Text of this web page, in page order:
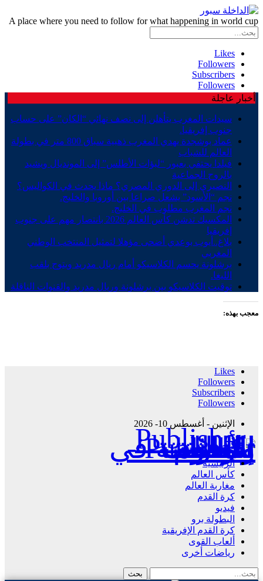
A place where you need to follow for what happening in world cup
Likes
Followers
Subscribers
Followers
أخبار عاجلة
سيدات المغرب يتأهلن إلى نصف نهائي “الكان” على حساب
جنوب إفريقيا.
عماد بوشجدة يهدي المغرب ذهبية سباق 800 متر في بطولة
العالم للشباب
فيلدا يحتفي بعبور “لبؤات الأطلس” إلى المونديال ويشيد
بالروح الجماعية
النصيري إلى الدوري المصري؟ ماذا يحدث في الكواليس؟
نجم “الأسود” يشعل صراعا بين أوروبا والخليج.
نجم المغرب مطلوب في الخليج.
المكسيك تدشن كأس العالم 2026 بانتصار مهم على جنوب
إفريقيا
بلاغ..أيوب بوعدي أضحى مؤهلا لتمثيل المنتخب الوطني
المغربي
برشلونة يحسم الكلاسيكو أمام ريال مدريد ويتوج بلقب
الليغا.
توقيت الكلاسيكو بين برشلونة وريال مدريد والقنوات الناقلة
معجب بهذه:
Likes
Followers
Subscribers
Followers
الإثنين - أغسطس 10- 2026
Publisher - تغطية إخبارية لكافة الأحداث الرياضية في المغرب والعالم.
الرئيسية
كأس العالم
مغاربة العالم
كرة القدم
فيديو
البطولة برو
كرة القدم الإفريقية
ألعاب القوى
رياضات أخرى